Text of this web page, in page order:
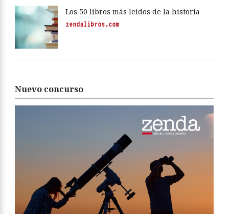
Los 50 libros más leídos de la historia
zendalibros.com
Nuevo concurso